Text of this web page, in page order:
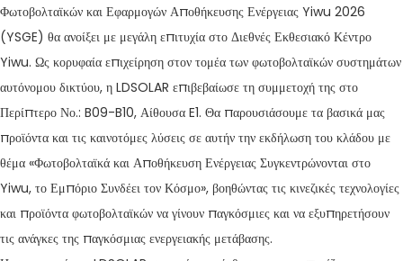
Φωτοβολταϊκών και Εφαρμογών Αποθήκευσης Ενέργειας Yiwu 2026
(YSGE) θα ανοίξει με μεγάλη επιτυχία στο Διεθνές Εκθεσιακό Κέντρο
Yiwu. Ως κορυφαία επιχείρηση στον τομέα των φωτοβολταϊκών συστημάτων
αυτόνομου δικτύου, η LDSOLAR επιβεβαίωσε τη συμμετοχή της στο
Περίπτερο Νο.: B09-B10, Αίθουσα E1. Θα παρουσιάσουμε τα βασικά μας
προϊόντα και τις καινοτόμες λύσεις σε αυτήν την εκδήλωση του κλάδου με
θέμα «Φωτοβολταϊκά και Αποθήκευση Ενέργειας Συγκεντρώνονται στο
Yiwu, το Εμπόριο Συνδέει τον Κόσμο», βοηθώντας τις κινεζικές τεχνολογίες
και προϊόντα φωτοβολταϊκών να γίνουν παγκόσμιες και να εξυπηρετήσουν
τις ανάγκες της παγκόσμιας ενεργειακής μετάβασης.